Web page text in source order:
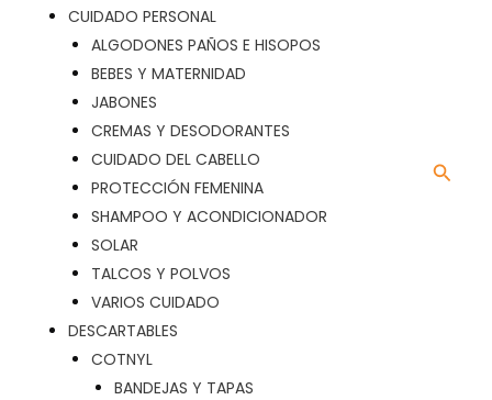
CUIDADO PERSONAL
ALGODONES PAÑOS E HISOPOS
BEBES Y MATERNIDAD
JABONES
CREMAS Y DESODORANTES
CUIDADO DEL CABELLO
PROTECCIÓN FEMENINA
SHAMPOO Y ACONDICIONADOR
SOLAR
TALCOS Y POLVOS
VARIOS CUIDADO
DESCARTABLES
COTNYL
BANDEJAS Y TAPAS